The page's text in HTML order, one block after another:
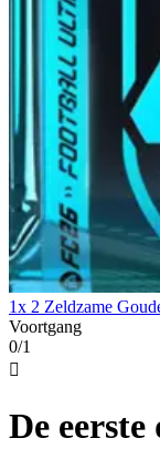
1x 2 Zeldzame
Voortgang
0/1

De